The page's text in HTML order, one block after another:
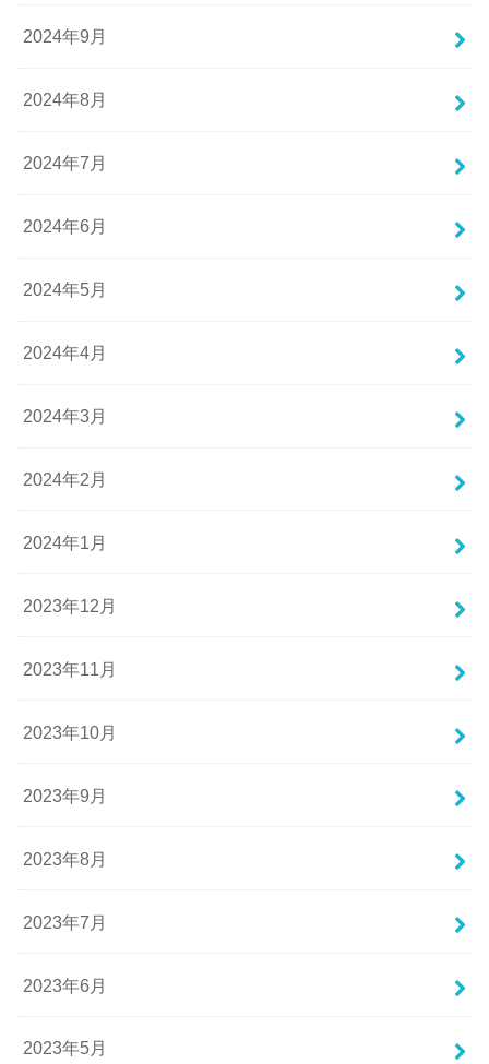
2024年9月
2024年8月
2024年7月
2024年6月
2024年5月
2024年4月
2024年3月
2024年2月
2024年1月
2023年12月
2023年11月
2023年10月
2023年9月
2023年8月
2023年7月
2023年6月
2023年5月